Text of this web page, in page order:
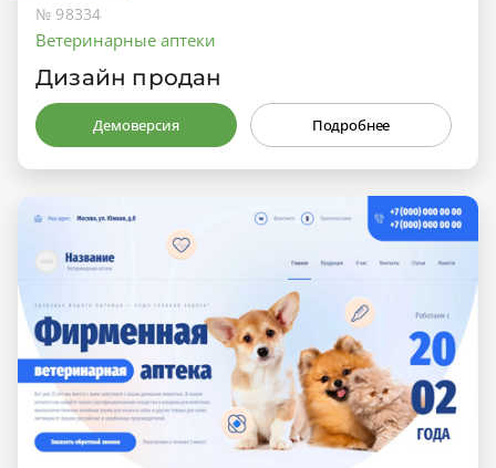
№ 98334
Ветеринарные аптеки
Дизайн продан
Демоверсия Подробнее